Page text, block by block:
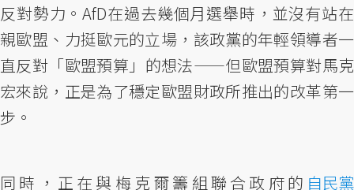
反對勢力。AfD在過去幾個月選舉時，並沒有站在
親歐盟、力挺歐元的立場，該政黨的年輕領導者一
直反對「歐盟預算」的想法——但歐盟預算對馬克
宏來說，正是為了穩定歐盟財政所推出的改革第一
步。
同時，正在與梅克爾籌組聯合政府的 自民黨